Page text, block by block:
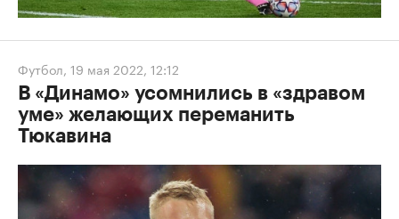
Футбол, 19 мая 2022, 12:12
В «Динамо» усомнились в «здравом
уме» желающих переманить
Тюкавина